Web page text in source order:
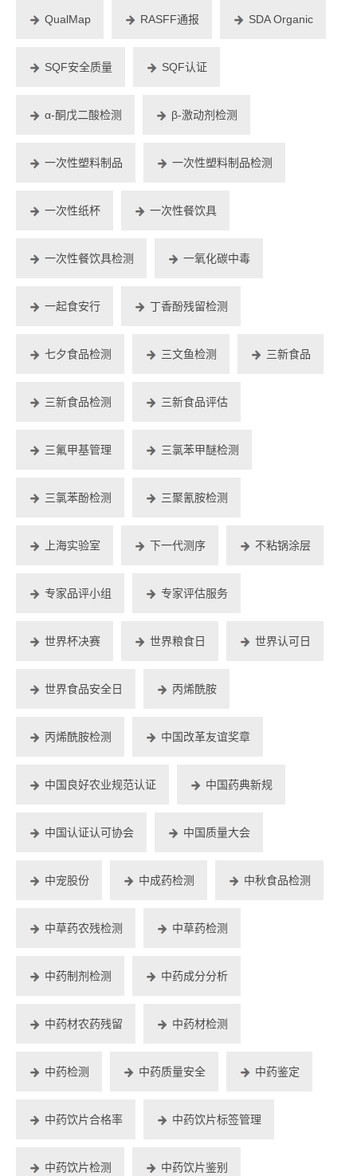
QualMap RASFF通报 SDA Organic
SQF安全质量 SQF认证
α-酮戊二酸检测 β-激动剂检测
一次性塑料制品 一次性塑料制品检测
一次性纸杯 一次性餐饮具
一次性餐饮具检测 一氧化碳中毒
一起食安行 丁香酚残留检测
七夕食品检测 三文鱼检测 三新食品
三新食品检测 三新食品评估
三氟甲基管理 三氯苯甲醚检测
三氯苯酚检测 三聚氰胺检测
上海实验室 下一代测序 不粘锅涂层
专家品评小组 专家评估服务
世界杯决赛 世界粮食日 世界认可日
世界食品安全日 丙烯酰胺
丙烯酰胺检测 中国改革友谊奖章
中国良好农业规范认证 中国药典新规
中国认证认可协会 中国质量大会
中宠股份 中成药检测 中秋食品检测
中草药农残检测 中草药检测
中药制剂检测 中药成分分析
中药材农药残留 中药材检测
中药检测 中药质量安全 中药鉴定
中药饮片合格率 中药饮片标签管理
中药饮片检测 中药饮片鉴别